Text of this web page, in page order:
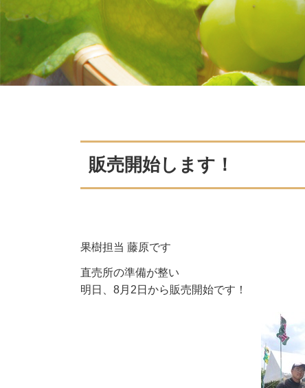
販売開始します！
果樹担当 藤原です
直売所の準備が整い
明日、8月2日から販売開始です！